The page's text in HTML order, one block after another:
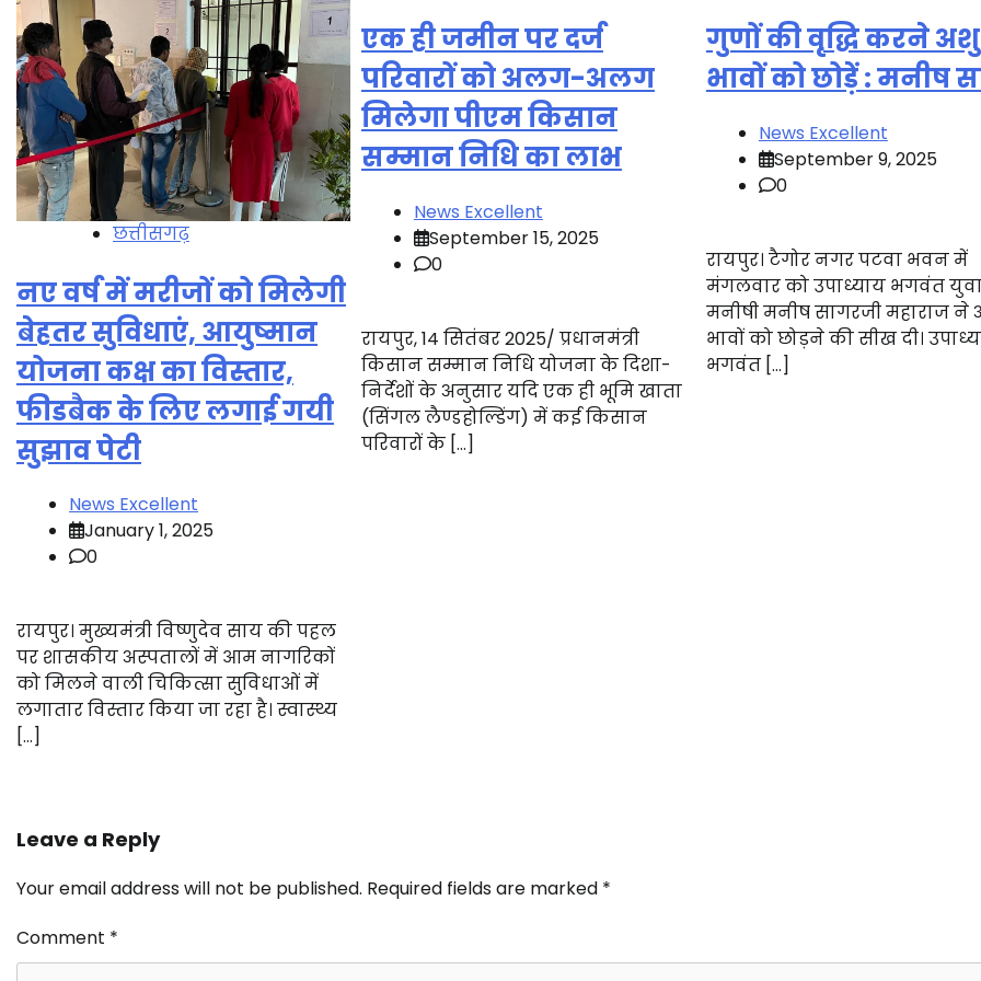
छत्तीसगढ़
नए वर्ष में मरीजों को मिलेगी
बेहतर सुविधाएं, आयुष्मान
योजना कक्ष का विस्तार,
फीडबैक के लिए लगाई गयी
सुझाव पेटी
News Excellent
January 1, 2025
0
रायपुर। मुख्यमंत्री विष्णुदेव साय की पहल
पर शासकीय अस्पतालों में आम नागरिकों
को मिलने वाली चिकित्सा सुविधाओं में
लगातार विस्तार किया जा रहा है। स्वास्थ्य
[…]
एक ही जमीन पर दर्ज
परिवारों को अलग-अलग
मिलेगा पीएम किसान
सम्मान निधि का लाभ
News Excellent
September 15, 2025
0
रायपुर, 14 सितंबर 2025/ प्रधानमंत्री
किसान सम्मान निधि योजना के दिशा-
निर्देशों के अनुसार यदि एक ही भूमि खाता
(सिंगल लैण्डहोल्डिंग) में कई किसान
परिवारों के […]
गुणों की वृद्धि करने
भावों को छोड़ें : मनीष
News Excellent
September 9, 2025
0
रायपुर। टैगोर नगर पटवा भवन में
मंगलवार को उपाध्याय भगवंत
मनीषी मनीष सागरजी महाराज
भावों को छोड़ने की सीख दी।
भगवंत […]
Leave a Reply
Your email address will not be published. Required fields are marked *
Comment *